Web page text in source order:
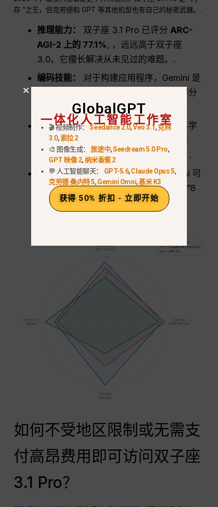
存 ”之王，但克劳德和 GPT 等其他机型也有自己的秘密武器。.
推理能力： 双子座 3.1 Pro 已评分ARC-
AGI-2 上的 77.1%, ，远远高于双子座
3.0。它擅长解决从未见过的难题。.
编码技能：
对于构建应用程序，Gemini 是
, 在专业编码测试中得分
超过 80%。.
科学与知识：如果您需要博士水平的科学
帮助，Gemini 在 GPQA Diamond 上的
94.3% 分数使其成为研究人员的首选。.
多模式广度： 与 GPT-5.2 不同, Gemini 可
以一次性 “观看 ”1 小时的视频或 “收听 ”8
小时的音频。.
如何不受地区限制或无需支
付高昂费用即可访问双子座
3.1 Pro？
GlobalGPT
一体化人工智能工作室
🎬 视频制作：Seedance 2.0,Veo 3.1,克林
3.0,索拉 2
🎨 图像生成：旅途中,Seedream 5.0 Pro,
GPT 映像 2,纳米香蕉 2
💬 人工智能聊天： GPT-5.6,Claude Opus 5,
克劳德·桑内特 5,Gemini Omni,基米 K3
获得 50% 折扣 - 立即开始